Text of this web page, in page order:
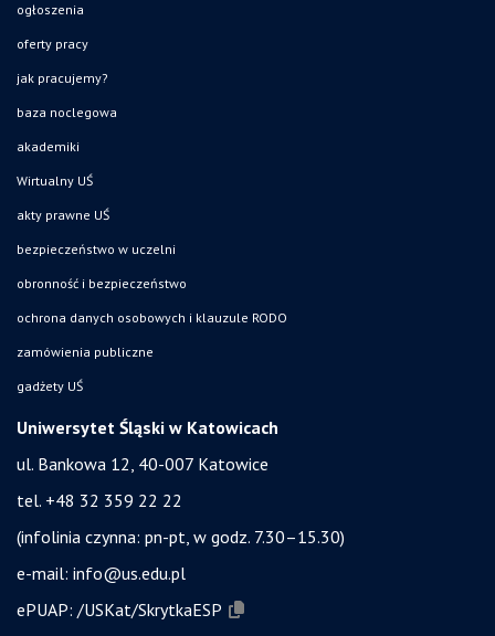
ogłoszenia
oferty pracy
jak pracujemy?
baza noclegowa
akademiki
Wirtualny UŚ
akty prawne UŚ
bezpieczeństwo w uczelni
obronność i bezpieczeństwo
ochrona danych osobowych i klauzule RODO
zamówienia publiczne
gadżety UŚ
Uniwersytet Śląski w Katowicach
ul. Bankowa 12, 40-007 Katowice
tel. +48 32 359 22 22
(infolinia czynna: pn-pt, w godz. 7.30–15.30)
e-mail: info@us.edu.pl
ePUAP: /USKat/SkrytkaESP